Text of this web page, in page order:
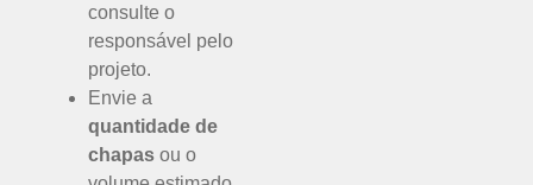
consulte o
responsável pelo
projeto.
Envie a
quantidade de
chapas ou o